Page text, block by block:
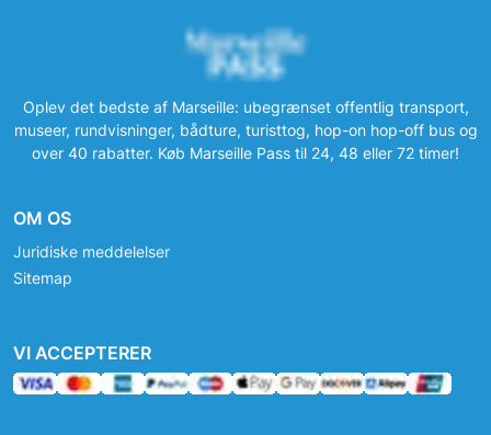
Oplev det bedste af Marseille: ubegrænset offentlig transport,
museer, rundvisninger, bådture, turisttog, hop-on hop-off bus og
over 40 rabatter. Køb Marseille Pass til 24, 48 eller 72 timer!
OM OS
Juridiske meddelelser
Sitemap
VI ACCEPTERER